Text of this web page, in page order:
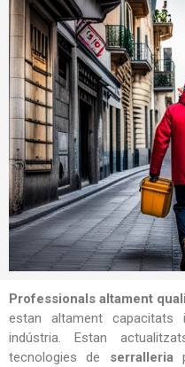
Professionals altament
estan altament
indústria. Estan
tecnologies de serralleria